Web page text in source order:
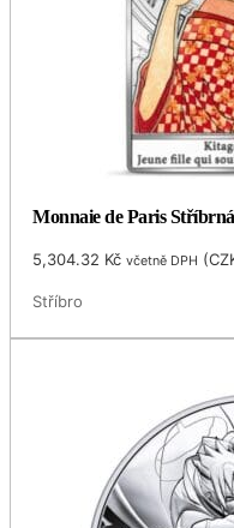
Monnaie de Paris
5,304.32 Kč včetně DPH (
Stříbro